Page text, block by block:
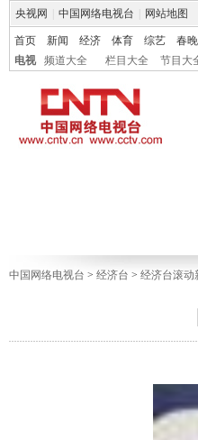
央视网 中国网络电视台 网站地图
首页 新闻 经济 体育 综艺 春晚
电视
频道大全 栏目大全 节目大
中国网络电视台 > 经济台 > 经济台滚动